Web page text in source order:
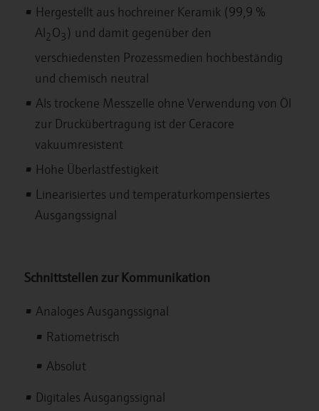
Hergestellt aus hochreiner Keramik (99,9 %
Al2 O3 ) und damit gegenüber den
verschiedensten Prozessmedien hochbeständig
und chemisch neutral
Als trockene Messzelle ohne Verwendung von Öl
zur Druckübertragung ist der Ceracore
vakuumresistent
Hohe Überlastfestigkeit
Linearisiertes und temperaturkompensiertes
Ausgangssignal
Schnittstellen zur Kommunikation
Analoges Ausgangssignal
Ratiometrisch
Absolut
Digitales Ausgangssignal